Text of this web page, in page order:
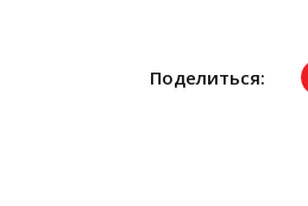
Поделиться: